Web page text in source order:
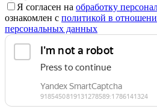
Я согласен на обработку
ознакомлен с политикой в
персональных данных